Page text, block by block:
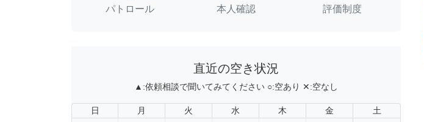
パトロール 本人確認 評価制度
直近の空き状況
▲:依頼相談で聞いてみてください ○:空あり ✕:空なし
日 月 火 水 木 金 土